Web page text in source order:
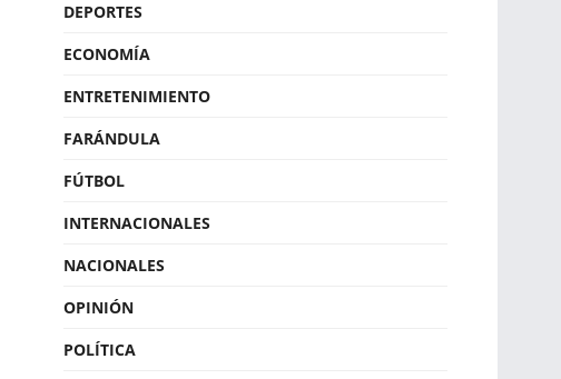
DEPORTES
ECONOMÍA
ENTRETENIMIENTO
FARÁNDULA
FÚTBOL
INTERNACIONALES
NACIONALES
OPINIÓN
POLÍTICA